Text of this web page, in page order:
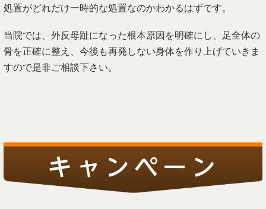
処置がどれだけ一時的な処置なのかわかるはずです。
当院では、外反母趾になった根本原因を明確にし、足全体の
骨を正確に整え、今後も再発しない身体を作り上げていきま
すので是非ご相談下さい。